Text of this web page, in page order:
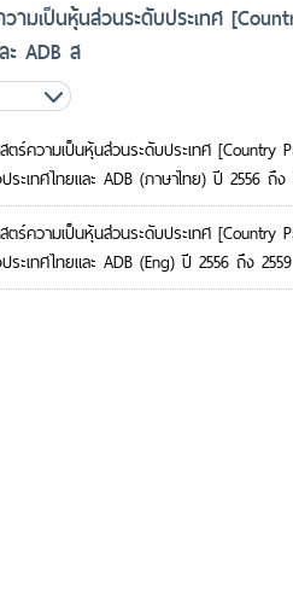
ามเป็นหุ้นส่วนระดับประเทศ
ะ ADB ส
ตร์ความเป็นหุ้นส่วนระดับประเทศ [Country
ระเทศไทยและ ADB (ภาษาไทย) ปี 2556 ถึง
ตร์ความเป็นหุ้นส่วนระดับประเทศ [Country
ระเทศไทยและ ADB (Eng) ปี 2556 ถึง 2559